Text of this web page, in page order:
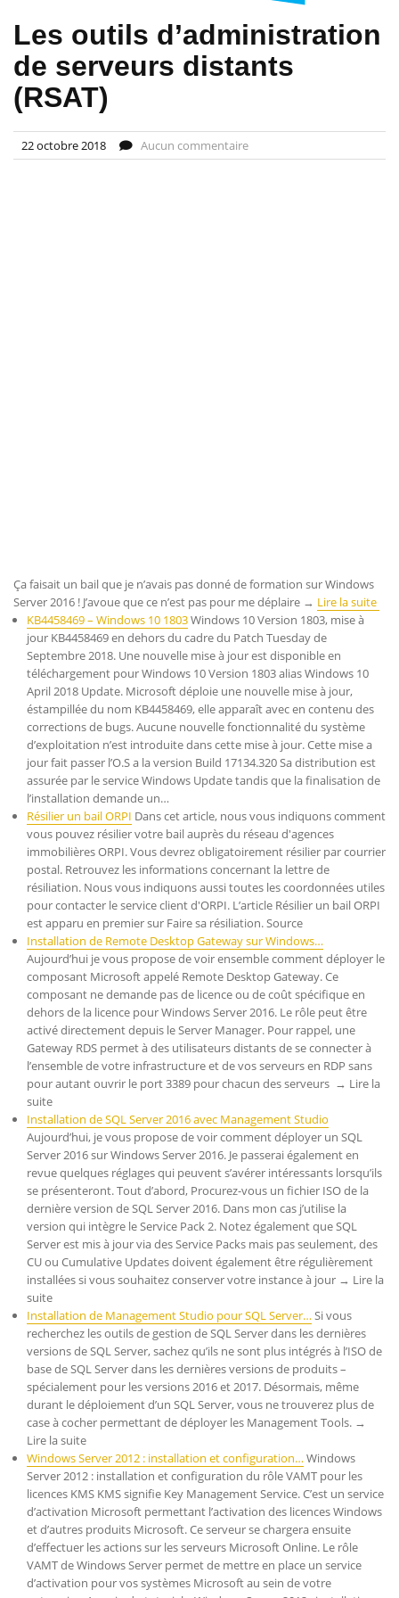
Les outils d’administration
de serveurs distants
(RSAT)
22 octobre 2018 Aucun commentaire
Ça faisait un bail que je n’avais pas donné de formation sur Windows
Server 2016 ! J’avoue que ce n’est pas pour me déplaire → Lire la suite
KB4458469 – Windows 10 1803Windows 10 Version 1803, mise à
jour KB4458469 en dehors du cadre du Patch Tuesday de
Septembre 2018. Une nouvelle mise à jour est disponible en
téléchargement pour Windows 10 Version 1803 alias Windows 10
April 2018 Update. Microsoft déploie une nouvelle mise à jour,
éstampillée du nom KB4458469, elle apparaît avec en contenu des
corrections de bugs. Aucune nouvelle fonctionnalité du système
d’exploitation n’est introduite dans cette mise à jour. Cette mise a
jour fait passer l’O.S a la version Build 17134.320 Sa distribution est
assurée par le service Windows Update tandis que la finalisation de
l’installation demande un…
Résilier un bail ORPI Dans cet article, nous vous indiquons comment
vous pouvez résilier votre bail auprès du réseau d'agences
immobilières ORPI. Vous devrez obligatoirement résilier par courrier
postal. Retrouvez les informations concernant la lettre de
résiliation. Nous vous indiquons aussi toutes les coordonnées utiles
pour contacter le service client d'ORPI. L’article Résilier un bail ORPI
est apparu en premier sur Faire sa résiliation. Source
Installation de Remote Desktop Gateway sur Windows…
Aujourd’hui je vous propose de voir ensemble comment déployer le
composant Microsoft appelé Remote Desktop Gateway. Ce
composant ne demande pas de licence ou de coût spécifique en
dehors de la licence pour Windows Server 2016. Le rôle peut être
activé directement depuis le Server Manager. Pour rappel, une
Gateway RDS permet à des utilisateurs distants de se connecter à
l’ensemble de votre infrastructure et de vos serveurs en RDP sans
pour autant ouvrir le port 3389 pour chacun des serveurs → Lire la
suite
Installation de SQL Server 2016 avec Management Studio
Aujourd’hui, je vous propose de voir comment déployer un SQL
Server 2016 sur Windows Server 2016. Je passerai également en
revue quelques réglages qui peuvent s’avérer intéressants lorsqu’ils
se présenteront. Tout d’abord, Procurez-vous un fichier ISO de la
dernière version de SQL Server 2016. Dans mon cas j’utilise la
version qui intègre le Service Pack 2. Notez également que SQL
Server est mis à jour via des Service Packs mais pas seulement, des
CU ou Cumulative Updates doivent également être régulièrement
installées si vous souhaitez conserver votre instance à jour → Lire la
suite
Installation de Management Studio pour SQL Server…Si vous
recherchez les outils de gestion de SQL Server dans les dernières
versions de SQL Server, sachez qu’ils ne sont plus intégrés à l’ISO de
base de SQL Server dans les dernières versions de produits –
spécialement pour les versions 2016 et 2017. Désormais, même
durant le déploiement d’un SQL Server, vous ne trouverez plus de
case à cocher permettant de déployer les Management Tools. →
Lire la suite
Windows Server 2012 : installation et configuration…Windows
Server 2012 : installation et configuration du rôle VAMT pour les
licences KMS KMS signifie Key Management Service. C’est un service
d’activation Microsoft permettant l’activation des licences Windows
et d’autres produits Microsoft. Ce serveur se chargera ensuite
d’effectuer les actions sur les serveurs Microsoft Online. Le rôle
VAMT de Windows Server permet de mettre en place un service
d’activation pour vos systèmes Microsoft au sein de votre